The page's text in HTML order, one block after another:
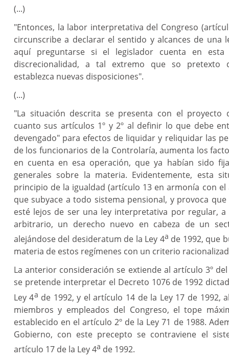
(...)
"Entonces, la labor interpretativa del Congreso
circunscribe a declarar el sentido y alcances de una
aquí preguntarse si el legislador cuenta en
discrecionalidad, a tal extremo que so pretexto
establezca nuevas disposiciones".
(...)
"La situación descrita se presenta con el proyecto
cuanto sus artículos 1º y 2º al definir lo que debe
devengado" para efectos de liquidar y reliquidar las
de los funcionarios de la Controlaría, aumenta los
en cuenta en esa operación, que ya habían sido
generales sobre la materia. Evidentemente, esta
principio de la igualdad (artículo 13 en armonía con el
que subyace a todo sistema pensional, y provoca
esté lejos de ser una ley interpretativa por regular,
arbitrario, un derecho nuevo en cabeza de un
alejándose del desideratum de la Ley 4a de 1992, que
materia de estos regímenes con un criterio
La anterior consideración se extiende al artículo 3º
se pretende interpretar el Decreto 1076 de 1992
Ley 4a de 1992, y el artículo 14 de la Ley 17 de 1992,
miembros y empleados del Congreso, el tope
establecido en el artículo 2º de la Ley 71 de 1988.
Gobierno, con este precepto se contraviene el
artículo 17 de la Ley 4a de 1992.